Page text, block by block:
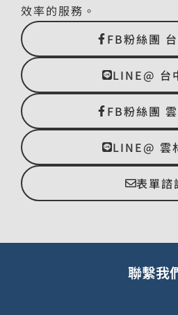
效率的服務。
FB粉絲團
LINE@ 台
FB粉絲團
LINE@ 雲
表單諮
聯繫我